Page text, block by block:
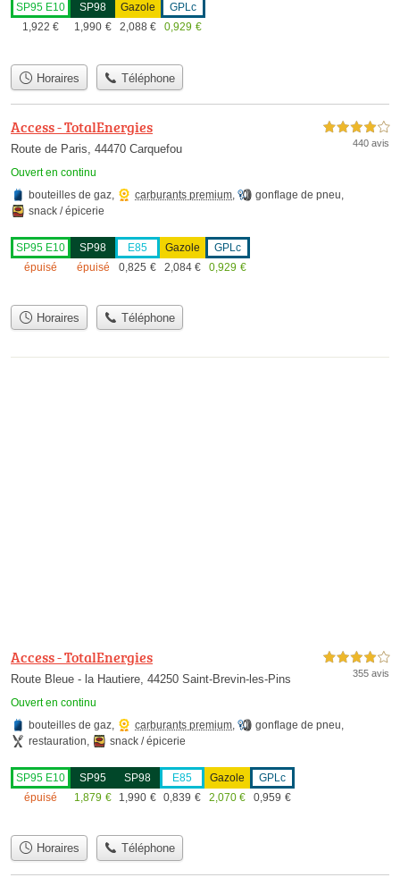
SP95 E10
1,922 €
SP98
1,990 €
Gazole
2,088 €
GPLc
0,929 €
Horaires Téléphone
Access - TotalEnergies
Route de Paris, 44470 Carquefou
Ouvert en continu
4,0 étoiles sur 5
440 avis
bouteilles de gaz carburants premium gonflage de pneu
snack / épicerie
SP95 E10
épuisé
SP98
épuisé
E85
0,825 €
Gazole
2,084 €
GPLc
0,929 €
Horaires Téléphone
Access - TotalEnergies
Route Bleue - la Hautiere, 44250 Saint-Brevin-les-Pins
Ouvert en continu
4,0 étoiles sur 5
355 avis
bouteilles de gaz, carburants premium, gonflage de pneu,
restauration, snack / épicerie
SP95 E10
épuisé
SP95
1,879 €
SP98
1,990 €
E85
0,839 €
Gazole
2,070 €
GPLc
0,959 €
Horaires Téléphone